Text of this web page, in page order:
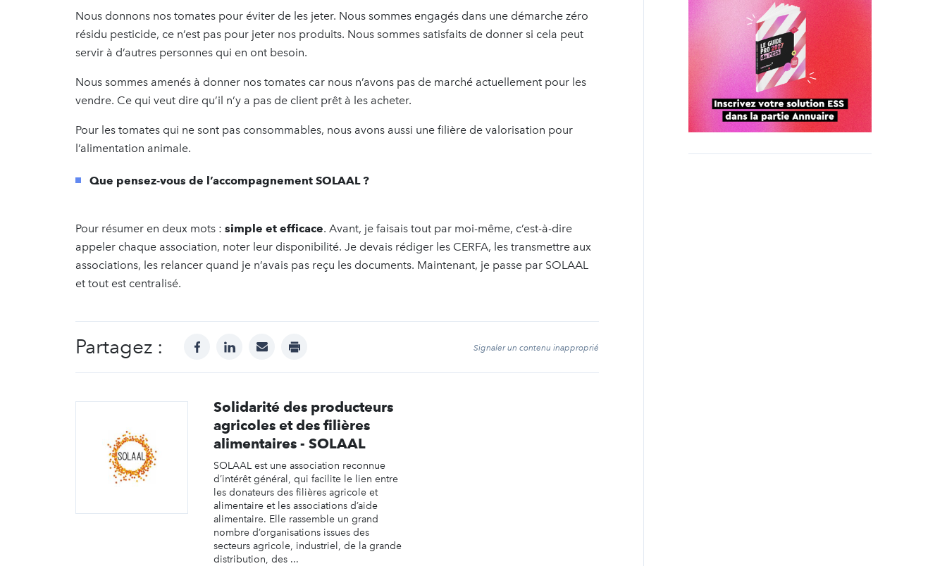
Nous donnons nos tomates pour éviter de les jeter. Nous sommes engagés dans une démarche zéro
résidu pesticide, ce n’est pas pour jeter nos produits. Nous sommes satisfaits de donner si cela peut
servir à d’autres personnes qui en ont besoin.
Nous sommes amenés à donner nos tomates car nous n’avons pas de marché actuellement pour les
vendre. Ce qui veut dire qu’il n’y a pas de client prêt à les acheter.
Pour les tomates qui ne sont pas consommables, nous avons aussi une filière de valorisation pour
l’alimentation animale.
Que pensez-vous de l’accompagnement SOLAAL ?
Pour résumer en deux mots : simple et efficace. Avant, je faisais tout par moi-même, c’est-à-dire
appeler chaque association, noter leur disponibilité. Je devais rédiger les CERFA, les transmettre aux
associations, les relancer quand je n’avais pas reçu les documents. Maintenant, je passe par SOLAAL
et tout est centralisé.
Partagez : facebooklinkedinmail print Signaler un contenu inapproprié
Solidarité des producteurs
agricoles et des filières
alimentaires - SOLAAL
SOLAAL est une association reconnue
d’intérêt général, qui facilite le lien entre
les donateurs des filières agricole et
alimentaire et les associations d’aide
alimentaire. Elle rassemble un grand
nombre d’organisations issues des
secteurs agricole, industriel, de la grande
distribution, des ...